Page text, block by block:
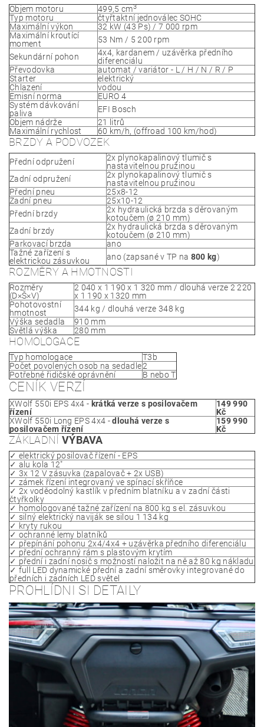
Objem motoru 499,5 cm3
Typ motoru
čtyřtaktní jednoválec SOHC
Maximální výkon
32 kW (43 Ps) / 7 000 rpm
Maximální kroutící
moment
53 Nm / 5 200 rpm
Sekundární pohon
4x4, kardanem / uzávěrka předního
diferenciálu
Převodovka
automat / variátor - L / H / N / R / P
Starter
elektrický
Chlazení
vodou
Emisní norma
EURO 4
Systém dávkování
paliva
EFI Bosch
Objem nádrže
21 litrů
Maximální rychlost
60 km/h, (offroad 100 km/hod)
BRZDY A PODVOZEK
Přední odpružení
2x plynokapalinový tlumič s
nastavitelnou pružinou
Zadní odpružení
2x plynokapalinový tlumič s
nastavitelnou pružinou
Přední pneu
25x8-12
Zadní pneu
25x10-12
Přední brzdy
2x hydraulická brzda s děrovaným
kotoučem (ø 210 mm)
Zadní brzdy
2x hydraulická brzda s děrovaným
kotoučem (ø 210 mm)
Parkovací brzda
ano
Tažné zařízení s
elektrickou zásuvkou
ano (zapsané v TP na 800 kg)
ROZMĚRY A HMOTNOSTI
Rozměry
(D×Š×V)
2 040 x 1 190 x 1 320 mm / dlouhá verze 2 220
x 1 190 x 1320 mm
Pohotovostní
hmotnost
344 kg / dlouhá verze 348 kg
Výška sedadla
910 mm
Světlá výška
280 mm
HOMOLOGACE
Typ homologace
T3b
Počet povolených osob na sedadle2
Potřebné řidičské oprávnění
B nebo T
CENÍK VERZÍ
XWolf 550i EPS 4x4 - krátká verze s posilovačem
řízení
149 990
Kč
XWolf 550i Long EPS 4x4 - dlouhá verze s
posilovačem řízení
159 990
Kč
ZÁKLADNÍ VÝBAVA
✓ elektrický posilovač řízení - EPS
✓ alu kola 12"
✓ 3x 12 V zásuvka (zapalovač + 2x USB)
✓ zámek řízení integrovaný ve spínací skříňce
✓ 2x voděodolný kastlík v předním blatníku a v zadní části
čtyřkolky
✓ homologované tažné zařízení na 800 kg s el. zásuvkou
✓ silný elektrický naviják se silou 1 134 kg
✓ kryty rukou
✓ ochranné lemy blatníků
✓ přepínání pohonu 2x4/4x4 + uzávěrka předního diferenciálu
✓ přední ochranný rám s plastovým krytím
✓ přední i zadní nosič s možností naložit na ně až 80 kg nákladu
✓ full LED dynamické přední a zadní směrovky integrované do
předních i zadních LED světel
PROHLÍDNI SI DETAILY